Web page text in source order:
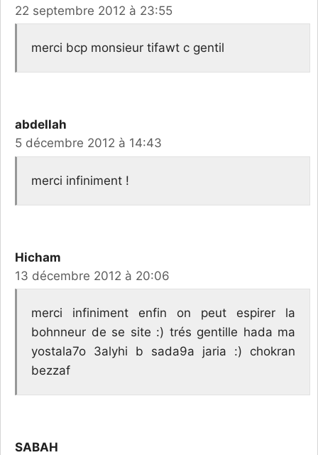
22 septembre 2012 à 23:55
merci bcp monsieur tifawt c gentil
abdellah
5 décembre 2012 à 14:43
merci infiniment !
Hicham
13 décembre 2012 à 20:06
merci infiniment enfin on peut espirer la
bohnneur de se site :) trés gentille hada ma
yostala7o 3alyhi b sada9a jaria :) chokran
bezzaf
SABAH